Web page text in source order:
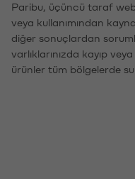
Paribu, üçüncü taraf
veya kullanımından
diğer sonuçlardan
varlıklarınızda kayıp
ürünler tüm bölgelerde